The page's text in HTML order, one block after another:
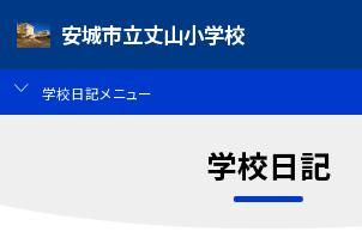
安城市立丈山小学校
学校日記メニュー
学校日記